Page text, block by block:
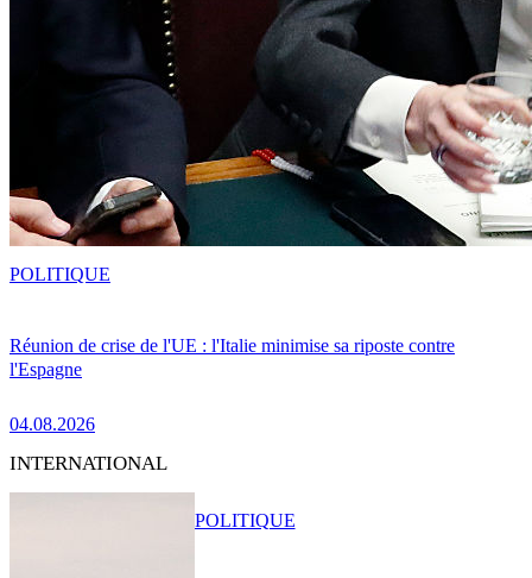
Réunion de crise de l'UE : l'Italie minimise sa riposte contre
l'Espagne
04.08.2026
POLITIQUE
INTERNATIONAL
POLITIQUE